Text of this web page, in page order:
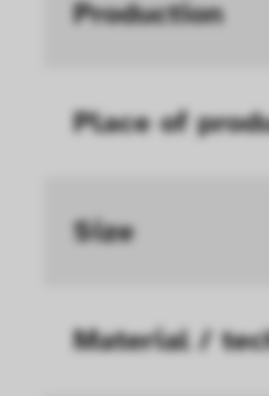
Production
Place of
Size
Material /